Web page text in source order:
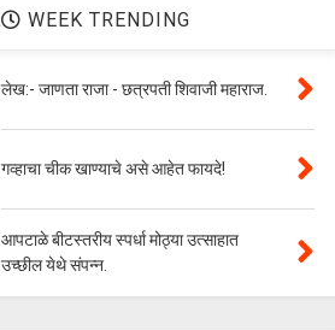
WEEK TRENDING
लेख:- जाणता राजा - छत्रपती शिवाजी महाराज.
गव्हाचा चीक खाण्याचे असे आहेत फायदे!
आपटाळे बीटस्तरीय स्पर्धा मोठ्या उत्साहात
उच्छील येथे संपन्न.